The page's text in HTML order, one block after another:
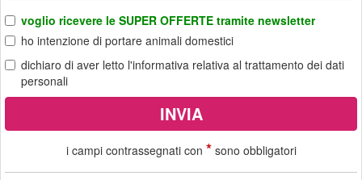
voglio ricevere le SUPER OFFERTE tramite newsletter
ho intenzione di portare animali domestici
dichiaro di aver letto l'informativa relativa al trattamento dei dati
personali
i campi contrassegnati con *sono obbligatori